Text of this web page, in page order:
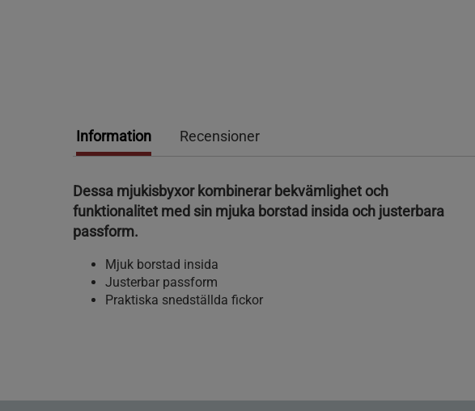
Information Recensioner
Dessa mjukisbyxor kombinerar bekvämlighet och
funktionalitet med sin mjuka borstad insida och justerbara
passform.
Mjuk borstad insida
Justerbar passform
Praktiska snedställda fickor